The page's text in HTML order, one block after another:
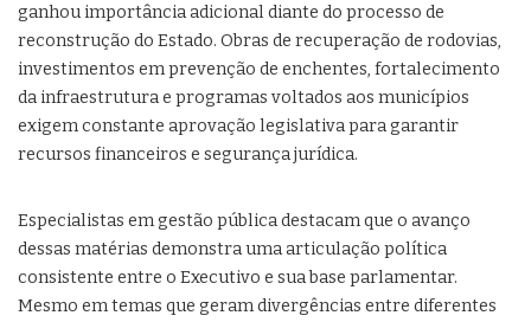
ganhou importância adicional diante do processo de
reconstrução do Estado. Obras de recuperação de rodovias,
investimentos em prevenção de enchentes, fortalecimento
da infraestrutura e programas voltados aos municípios
exigem constante aprovação legislativa para garantir
recursos financeiros e segurança jurídica.
Especialistas em gestão pública destacam que o avanço
dessas matérias demonstra uma articulação política
consistente entre o Executivo e sua base parlamentar.
Mesmo em temas que geram divergências entre diferentes